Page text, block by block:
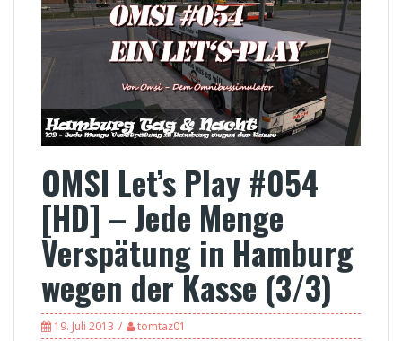
OMSI Let’s Play #054
[HD] – Jede Menge
Verspätung in Hamburg
wegen der Kasse (3/3)
19. Juli 2013 tomtaz01